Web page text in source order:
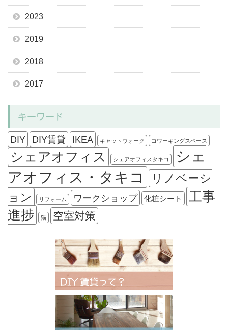
2023
2019
2018
2017
キーワード
DIY DIY賃貸 IKEA キャットウォーク コワーキングスペース
シェアオフィス シェアオフィスタキコ
シェ
アオフィス・タキコ
リノベーシ
ョン
リフォーム ワークショップ 化粧シート
工事
進捗
猫 空室対策